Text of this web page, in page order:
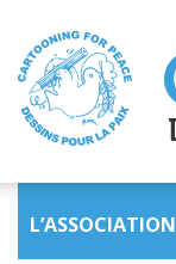
L’ASSOCIATION